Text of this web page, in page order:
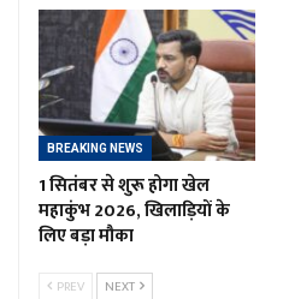
BREAKING NEWS
1 सितंबर से शुरू होगा खेल
महाकुंभ 2026, खिलाड़ियों के
लिए बड़ा मौका
PREV NEXT